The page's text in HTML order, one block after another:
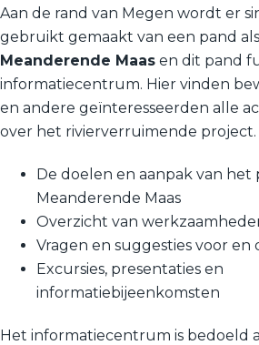
Aan de rand van Megen wordt er
gebruikt gemaakt van een pand als
Meanderende Maas en dit pand
informatiecentrum. Hier vinden
en andere geïnteresseerden alle
over het rivierverruimende project.
De doelen en aanpak van het
Meanderende Maas
Overzicht van
Vragen en suggesties voor en
Excursies, presentaties en
informatiebijeenkomsten
Het informatiecentrum is bedoeld